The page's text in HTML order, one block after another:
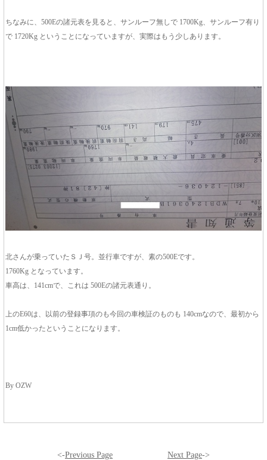
ちなみに、500Eの諸元表を見ると、サンルーフ無しで 1700Kg、サンルーフ有り
で 1720Kg ということになっていますが、実際はもう少しあります。
北さんが乗っていたＳＪ号。並行車ですが、素の500Eです。
1760Kg となっています。
車高は、141cmで、これは 500Eの諸元表通り。
上のE60は、以前の登録事項のも今回の車検証のものも 140cmなので、最初から
1cm低かったということになります。
By OZW
<-Previous Page Next Page->